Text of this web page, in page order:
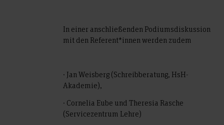
In einer anschließenden Podiumsdiskussion
mit den Referent*innen werden zudem
· Jan Weisberg (Schreibberatung, HsH-
Akademie),
· Cornelia Eube und Theresia Rasche
(Servicezentrum Lehre)